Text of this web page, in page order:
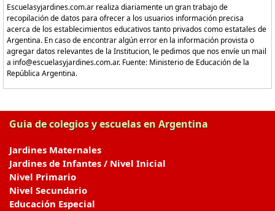
Escuelasyjardines.com.ar realiza diariamente un gran trabajo de
recopilación de datos para ofrecer a los usuarios información precisa
acerca de los establecimientos educativos tanto privados como estatales de
Argentina. En caso de encontrar algún error en la información provista o
agregar datos relevantes de la Institucion, le pedimos que nos envíe un mail
a info@escuelasyjardines.com.ar. Fuente: Ministerio de Educación de la
República Argentina.
Guia de colegios y escuelas en Argentina
Jardines Maternales
Jardines de Infantes / Nivel Inicial
Nivel Primario
Nivel Secundario
Educación Especial